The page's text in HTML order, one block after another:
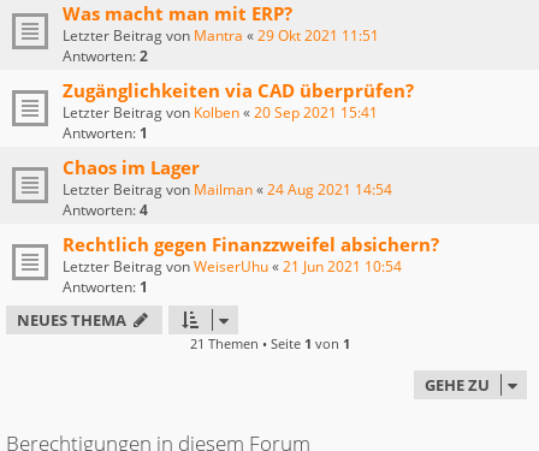
Was macht man mit ERP?
Letzter Beitrag von Mantra «29 Okt 2021 11:51
Antworten:2
Zugänglichkeiten via CAD überprüfen?
Letzter Beitrag von Kolben«20 Sep 2021 15:41
Antworten: 1
Chaos im Lager
Letzter Beitrag von Mailman«24 Aug 2021 14:54
Antworten:4
Rechtlich gegen Finanzzweifel absichern?
Letzter Beitrag vonWeiserUhu«21 Jun 2021 10:54
Antworten: 1
NEUES THEMA
21 Themen • Seite 1 von 1
GEHE ZU
Berechtigungen in diesem Forum